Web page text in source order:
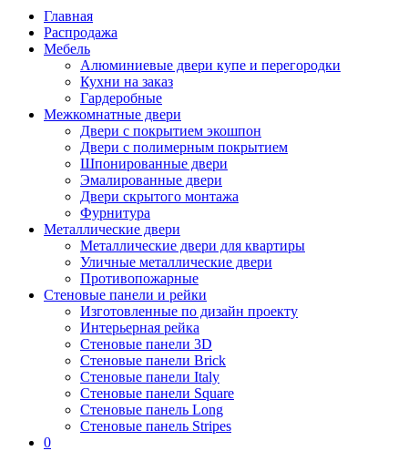
Главная
Распродажа
Мебель
Алюминиевые двери купе и перегородки
Кухни на заказ
Гардеробные
Межкомнатные двери
Двери с покрытием экошпон
Двери с полимерным покрытием
Шпонированные двери
Эмалированные двери
Двери скрытого монтажа
Фурнитура
Металлические двери
Металлические двери для квартиры
Уличные металлические двери
Противопожарные
Стеновые панели и рейки
Изготовленные по дизайн проекту
Интерьерная рейка
Стеновые панели 3D
Стеновые панели Brick
Стеновые панели Italy
Стеновые панели Square
Стеновые панель Long
Стеновые панель Stripes
0